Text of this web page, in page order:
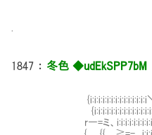
1847 ： 冬色 ◆udEkSPP7bM
Ⅷ{i:i:i:i:i:i:i:i:i:i:i:i:i:i
r―=ミ、